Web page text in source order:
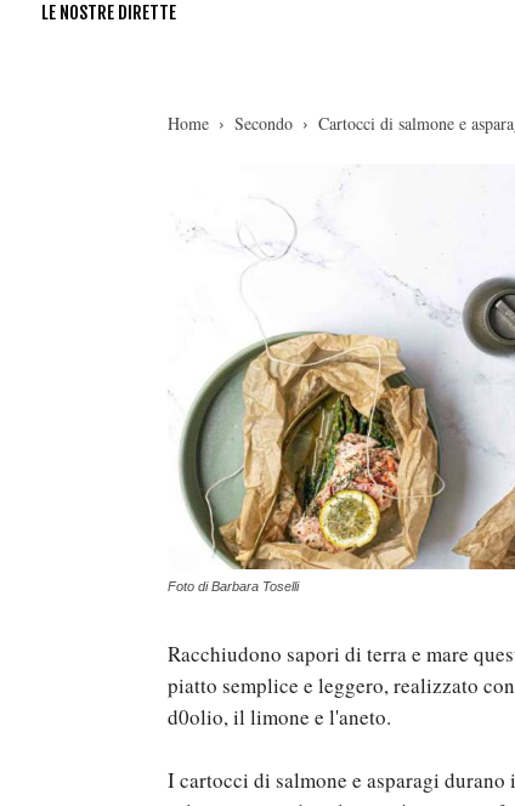
LE NOSTRE DIRETTE
Home Secondo Cartocci di salmone e
Foto di Barbara Toselli
Racchiudono sapori di terra e mare
piatto semplice e leggero, realizzato
d0olio, il limone e l'aneto.
I cartocci di salmone e asparagi